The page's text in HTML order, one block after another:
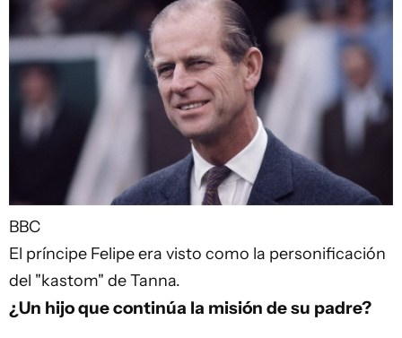
BBC
El príncipe Felipe era visto como la personificación
del "kastom" de Tanna.
¿Un hijo que continúa la misión de su padre?